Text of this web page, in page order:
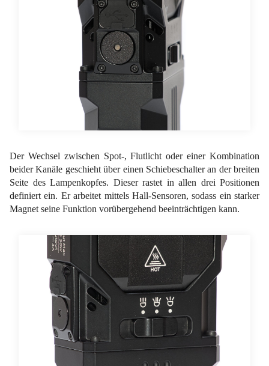
Der Wechsel zwischen Spot-, Flutlicht oder einer Kombination
beider Kanäle geschieht über einen Schiebeschalter an der breiten
Seite des Lampenkopfes. Dieser rastet in allen drei Positionen
definiert ein. Er arbeitet mittels Hall-Sensoren, sodass ein starker
Magnet seine Funktion vorübergehend beeinträchtigen kann.